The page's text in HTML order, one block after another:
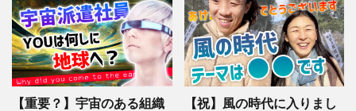
【重要？】宇宙のある組織
【祝】風の時代に入りまし